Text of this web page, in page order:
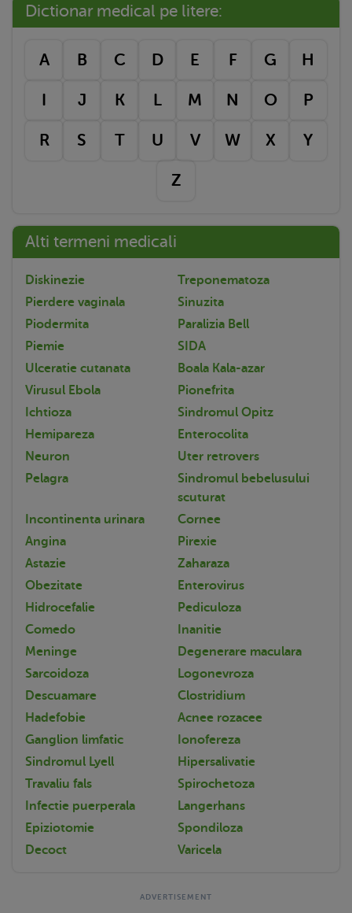
Dictionar medical pe litere:
A B C D E F G H
I J K L M N O P
R S T U V W X Y
Z
Alti termeni medicali
Diskinezie
Treponematoza
Pierdere vaginala
Sinuzita
Piodermita
Paralizia Bell
Piemie
SIDA
Ulceratie cutanata
Boala Kala-azar
Virusul Ebola
Pionefrita
Ichtioza
Sindromul Opitz
Hemipareza
Enterocolita
Neuron
Uter retrovers
Pelagra
Sindromul bebelusului
scuturat
Incontinenta urinara
Cornee
Angina
Pirexie
Astazie
Zaharaza
Obezitate
Enterovirus
Hidrocefalie
Pediculoza
Comedo
Inanitie
Meninge
Degenerare maculara
Sarcoidoza
Logonevroza
Descuamare
Clostridium
Hadefobie
Acnee rozacee
Ganglion limfatic
Ionofereza
Sindromul Lyell
Hipersalivatie
Travaliu fals
Spirochetoza
Infectie puerperala
Langerhans
Epiziotomie
Spondiloza
Decoct
Varicela